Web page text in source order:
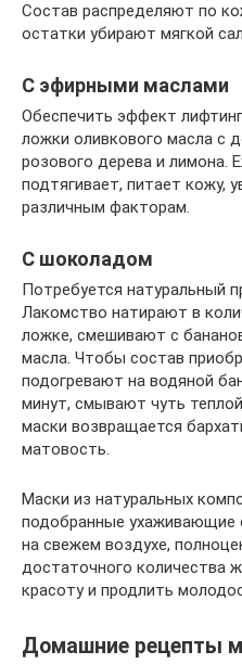
Состав распределяют по
остатки убирают мягкой
С эфирными маслами
Обеспечить эффект
ложки оливкового масла с
розового дерева и лимона.
подтягивает, питает кожу,
различным факторам.
С шоколадом
Потребуется натуральный
Лакомство натирают в
ложке, смешивают с
масла. Чтобы состав
подогревают на водяной
минут, смывают чуть
маски возвращается
матовость.
Маски из натуральных
подобранные ухаживающие
на свежем воздухе,
достаточного количества
красоту и продлить
Домашние рецепты